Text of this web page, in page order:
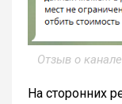
Отзыв о
На сторонних